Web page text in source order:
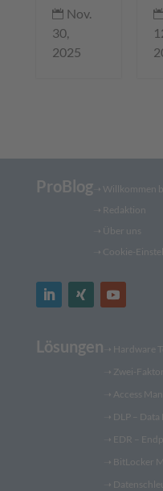
 Nov.
30,
2025
ProBlog➝ Willkommen
➝ Redaktion
➝ Über uns
➝ Cookie-
Lösungen ➝ Hardware
➝ Zwei-
➝ Access
➝ DLP –
➝ EDR –
➝ BitLocker
➝